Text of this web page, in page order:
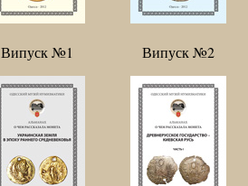
Випуск №1 Випуск №2